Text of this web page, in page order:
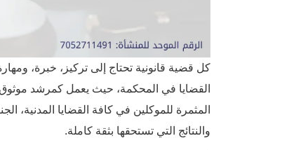
كل قضية قانونية تحتاج إلى تركيز، خبرة،
القضايا في المحكمة، حيث يعمل كمرشد موثوق
المثمرة للموكلين في كافة القضايا المدنية،
والنتائج التي تستحقها بثقة كاملة.